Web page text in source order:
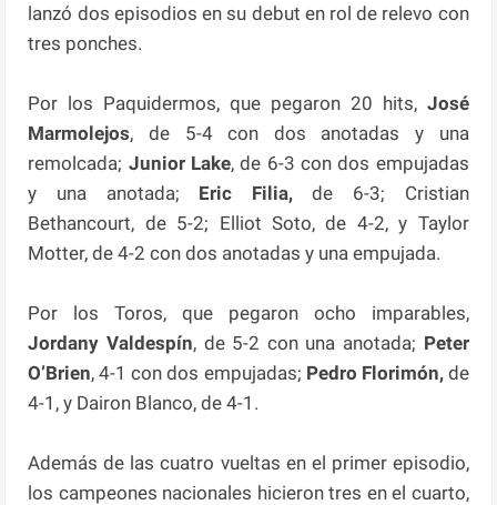
lanzó dos episodios en su debut en rol de relevo con
tres ponches.
Por los Paquidermos, que pegaron 20 hits, José
Marmolejos, de 5-4 con dos anotadas y una
remolcada; Junior Lake, de 6-3 con dos empujadas
y una anotada; Eric Filia,de 6-3; Cristian
Bethancourt, de 5-2; Elliot Soto, de 4-2, y Taylor
Motter, de 4-2 con dos anotadas y una empujada.
Por los Toros, que pegaron ocho imparables,
Jordany Valdespín, de 5-2 con una anotada; Peter
O’Brien, 4-1 con dos empujadas; Pedro Florimón,de
4-1, y Dairon Blanco, de 4-1.
Además de las cuatro vueltas en el primer episodio,
los campeones nacionales hicieron tres en el cuarto,